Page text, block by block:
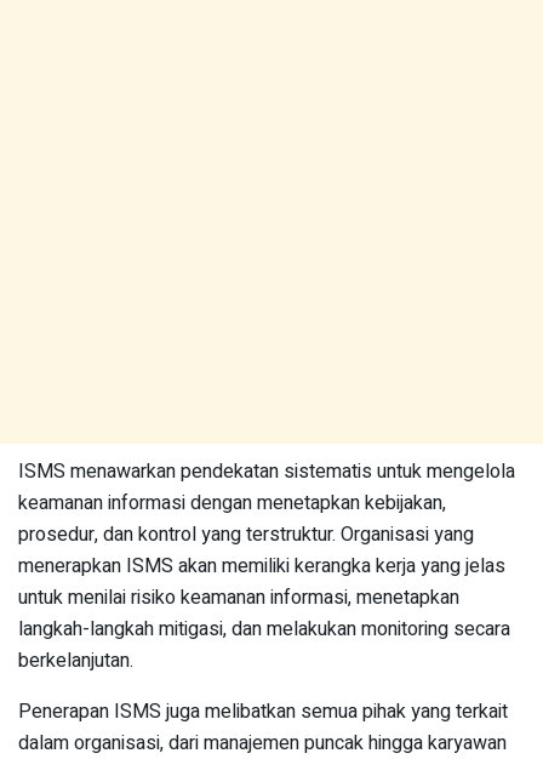
ISMS menawarkan pendekatan sistematis untuk mengelola
keamanan informasi dengan menetapkan kebijakan,
prosedur, dan kontrol yang terstruktur. Organisasi yang
menerapkan ISMS akan memiliki kerangka kerja yang jelas
untuk menilai risiko keamanan informasi, menetapkan
langkah-langkah mitigasi, dan melakukan monitoring secara
berkelanjutan.
Penerapan ISMS juga melibatkan semua pihak yang terkait
dalam organisasi, dari manajemen puncak hingga karyawan